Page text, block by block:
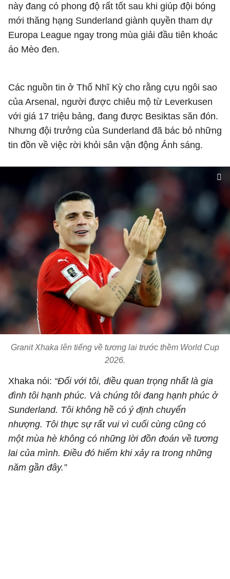
này đang có phong độ rất tốt sau khi giúp đội bóng
mới thăng hạng Sunderland giành quyền tham dự
Europa League ngay trong mùa giải đầu tiên khoác
áo Mèo đen.
Các nguồn tin ở Thổ Nhĩ Kỳ cho rằng cựu ngôi sao
của Arsenal, người được chiêu mộ từ Leverkusen
với giá 17 triệu bảng, đang được Besiktas săn đón.
Nhưng đội trưởng của Sunderland đã bác bỏ những
tin đồn về việc rời khỏi sân vận động Ánh sáng.
Granit Xhaka lên tiếng về tương lai trước thềm World Cup
2026.
Xhaka nói: “Đối với tôi, điều quan trọng nhất là gia
đình tôi hạnh phúc. Và chúng tôi đang hạnh phúc ở
Sunderland. Tôi không hề có ý định chuyển
nhượng. Tôi thực sự rất vui vì cuối cùng cũng có
một mùa hè không có những lời đồn đoán về tương
lai của mình. Điều đó hiếm khi xảy ra trong những
năm gần đây.”